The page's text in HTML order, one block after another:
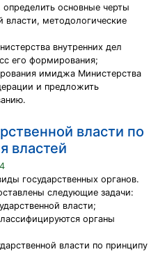
определить основные черты
власти, методологические
внутренних дел
его формирования;
имиджа Министерства
и предложить
власти по
властей
государственных органов.
следующие задачи:
власти;
органы
власти по принципу